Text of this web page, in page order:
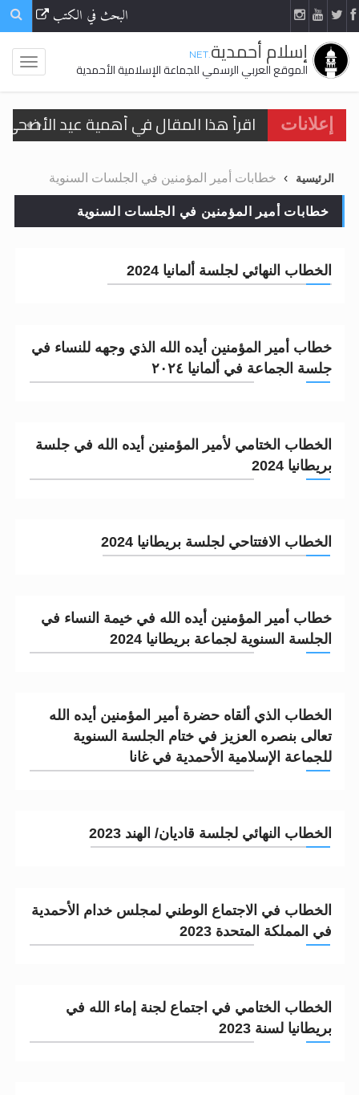
البحث في الكتب
إسلام أحمدية.NET
الموقع العربي الرسمي للجماعة الإسلامية الأحمدية
إعلانات
اقرأ هذا المقال في أهمية عيد
تعميم هامّ لأفراد الجماعة >> المزيد
تعميم هامّ لأفراد الجماعة >> المزيد
اقرأ هذا المقال في أهمية عيد
الرئيسية خطابات أمير المؤمنين في الجلسات السنوية
خطابات أمير المؤمنين في الجلسات السنوية
الخطاب النهائي لجلسة ألمانيا 2024
خطاب أمير المؤمنين أيده الله الذي وجهه للنساء في
جلسة الجماعة في ألمانيا ٢٠٢٤
الخطاب الختامي لأمير المؤمنين أيده الله في جلسة
بريطانيا 2024
الخطاب الافتتاحي لجلسة بريطانيا 2024
خطاب أمير المؤمنين أيده الله في خيمة النساء في
الجلسة السنوية لجماعة بريطانيا 2024
الخطاب الذي ألقاه حضرة أمير المؤمنين أيده الله
تعالى بنصره العزيز في ختام الجلسة السنوية
للجماعة الإسلامية الأحمدية في غانا
الخطاب النهائي لجلسة قاديان/ الهند 2023
الخطاب في الاجتماع الوطني لمجلس خدام الأحمدية
في المملكة المتحدة 2023
الخطاب الختامي في اجتماع لجنة إماء الله في
بريطانيا لسنة 2023